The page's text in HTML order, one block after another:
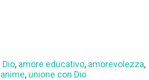
Dio, amore educativo, amorevolezza,
, unione con Dio